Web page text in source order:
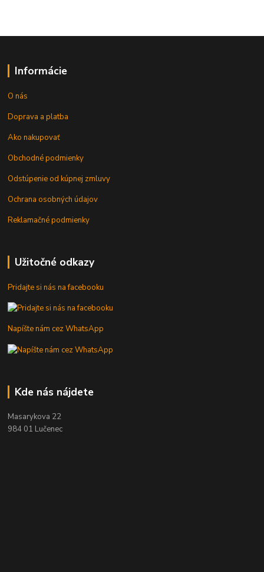
Informácie
O nás
Doprava a platba
Ako nakupovať
Obchodné podmienky
Odstúpenie od kúpnej zmluvy
Ochrana osobných údajov
Reklamačné podmienky
Užitočné odkazy
Pridajte si nás na facebooku
Napíšte nám cez WhatsApp
Kde nás nájdete
Masarykova 22
984 01 Lučenec